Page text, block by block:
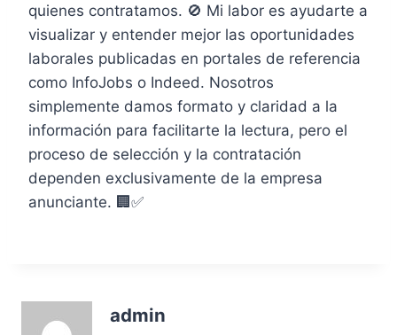
quienes contratamos. 🚫 Mi labor es ayudarte a
visualizar y entender mejor las oportunidades
laborales publicadas en portales de referencia
como InfoJobs o Indeed. Nosotros
simplemente damos formato y claridad a la
información para facilitarte la lectura, pero el
proceso de selección y la contratación
dependen exclusivamente de la empresa
anunciante. 🏢✅
admin